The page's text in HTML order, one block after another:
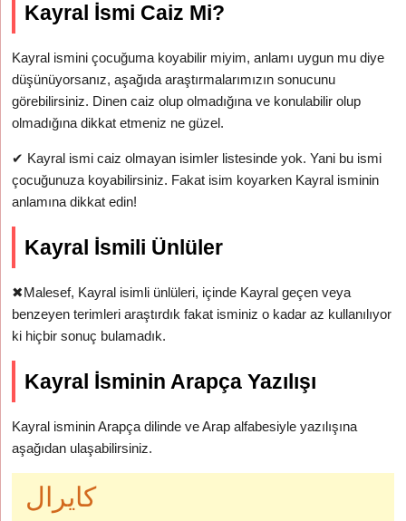
Kayral İsmi Caiz Mi?
Kayral ismini çocuğuma koyabilir miyim, anlamı uygun mu diye
düşünüyorsanız, aşağıda araştırmalarımızın sonucunu
görebilirsiniz. Dinen caiz olup olmadığına ve konulabilir olup
olmadığına dikkat etmeniz ne güzel.
✔ Kayral ismi caiz olmayan isimler listesinde yok. Yani bu ismi
çocuğunuza koyabilirsiniz. Fakat isim koyarken Kayral isminin
anlamına dikkat edin!
Kayral İsmili Ünlüler
✖Malesef, Kayral isimli ünlüleri, içinde Kayral geçen veya
benzeyen terimleri araştırdık fakat isminiz o kadar az kullanılıyor
ki hiçbir sonuç bulamadık.
Kayral İsminin Arapça Yazılışı
Kayral isminin Arapça dilinde ve Arap alfabesiyle yazılışına
aşağıdan ulaşabilirsiniz.
كايرال